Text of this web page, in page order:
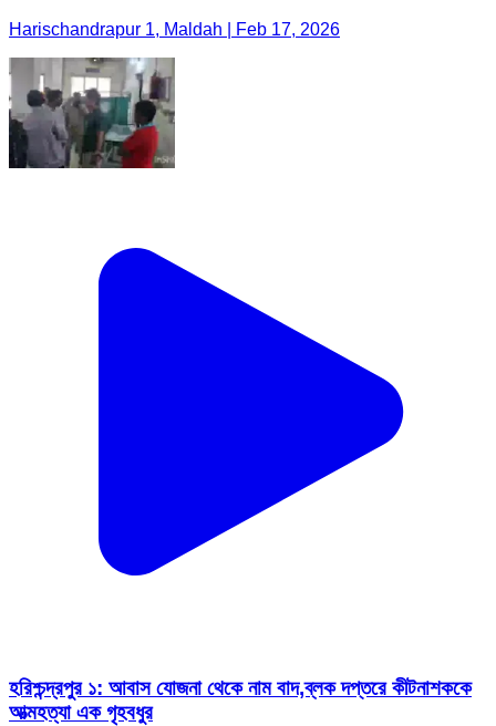
Harischandrapur 1, Maldah | Feb 17, 2026
হরিশ্চন্দ্রপুর ১: আবাস যোজনা থেকে নাম বাদ,ব্লক দপ্তরে কীটনাশককে
আত্মহত্যা এক গৃহবধুর